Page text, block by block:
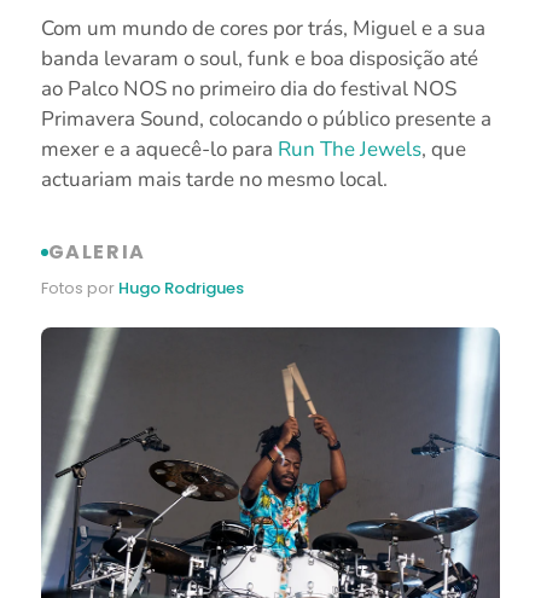
Com um mundo de cores por trás, Miguel e a sua
banda levaram o soul, funk e boa disposição até
ao Palco NOS no primeiro dia do festival NOS
Primavera Sound, colocando o público presente a
mexer e a aquecê-lo para Run The Jewels, que
actuariam mais tarde no mesmo local.
GALERIA
Fotos por Hugo Rodrigues